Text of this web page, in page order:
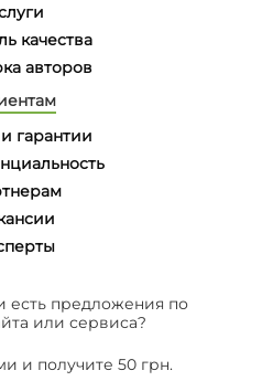
качества
авторов
гарантии
предложения по
или сервиса?
и получите 50 грн.